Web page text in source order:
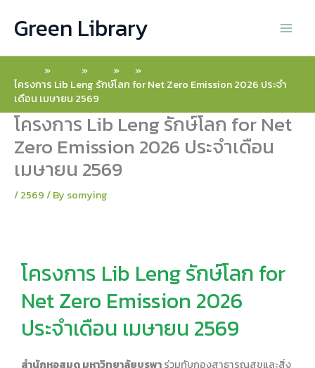
Green Library
โครงการ Lib Leng รักษ์โลก for Net Zero Emission 2026 ประจำ
เดือน เมษายน 2569
โครงการ Lib Leng รักษ์โลก for Net
Zero Emission 2026 ประจำเดือน
เมษายน 2569
/2569/ By somying
โครงการ Lib Leng รักษ์โลก for
Net Zero Emission 2026
ประจำเดือน เมษายน 2569
สำนักหอสมุด มหาวิทยาลัยบูรพาร่วมกับกองสาธารณสุขและสิ่ง